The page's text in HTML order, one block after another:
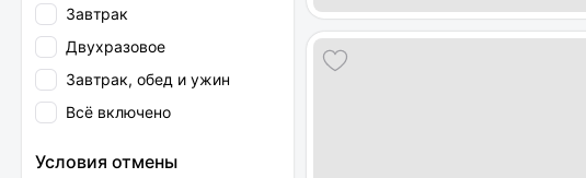
Завтрак
Двухразовое
Завтрак, обед и ужин
Всё включено
Условия отмены